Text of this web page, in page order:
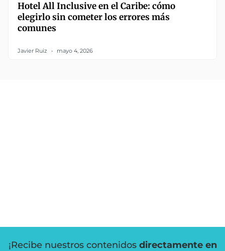
Hotel All Inclusive en el Caribe: cómo
elegirlo sin cometer los errores más
comunes
Javier Ruiz mayo 4, 2026
¡Recibe nuestros contenidos directamente en